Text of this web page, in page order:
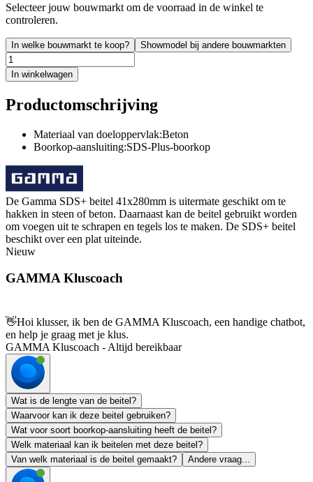
Selecteer jouw bouwmarkt om de voorraad in de winkel te
controleren.
In welke bouwmarkt te koop? Showmodel bij andere bouwmarkten
In winkelwagen
Productomschrijving
Materiaal van doeloppervlak:Beton
Boorkop-aansluiting:SDS-Plus-boorkop
De Gamma SDS+ beitel 41x280mm is uitermate geschikt om te
hakken in steen of beton. Daarnaast kan de beitel gebruikt worden
om voegen uit te schrapen en tegels los te maken. De SDS+ beitel
beschikt over een plat uiteinde.
Nieuw
GAMMA Kluscoach
👋Hoi klusser, ik ben de GAMMA Kluscoach, een handige chatbot,
en help je graag met je klus.
GAMMA Kluscoach - Altijd bereikbaar
Wat is de lengte van de beitel?
Waarvoor kan ik deze beitel gebruiken?
Wat voor soort boorkop-aansluiting heeft de beitel?
Welk materiaal kan ik beitelen met deze beitel?
Van welk materiaal is de beitel gemaakt?
Andere vraag...